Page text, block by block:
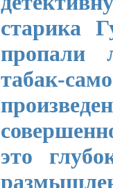
старика
пропали
табак-
это